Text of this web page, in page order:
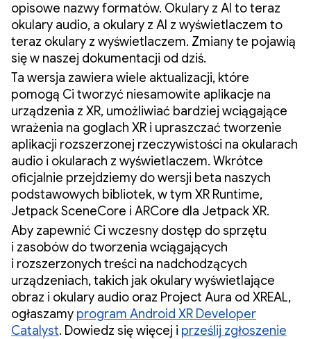
opisowe nazwy formatów. Okulary z AI to teraz
okulary audio, a okulary z AI z wyświetlaczem to
teraz okulary z wyświetlaczem. Zmiany te pojawią
się w naszej dokumentacji od dziś.
Ta wersja zawiera wiele aktualizacji, które
pomogą Ci tworzyć niesamowite aplikacje na
urządzenia z XR, umożliwiać bardziej wciągające
wrażenia na goglach XR i upraszczać tworzenie
aplikacji rozszerzonej rzeczywistości na okularach
audio i okularach z wyświetlaczem. Wkrótce
oficjalnie przejdziemy do wersji beta naszych
podstawowych bibliotek, w tym XR Runtime,
Jetpack SceneCore i ARCore dla Jetpack XR.
Aby zapewnić Ci wczesny dostęp do sprzętu
i zasobów do tworzenia wciągających
i rozszerzonych treści na nadchodzących
urządzeniach, takich jak okulary wyświetlające
obraz i okulary audio oraz Project Aura od XREAL,
ogłaszamy program Android XR Developer
Catalyst. Dowiedz się więcej i prześlij zgłoszenie